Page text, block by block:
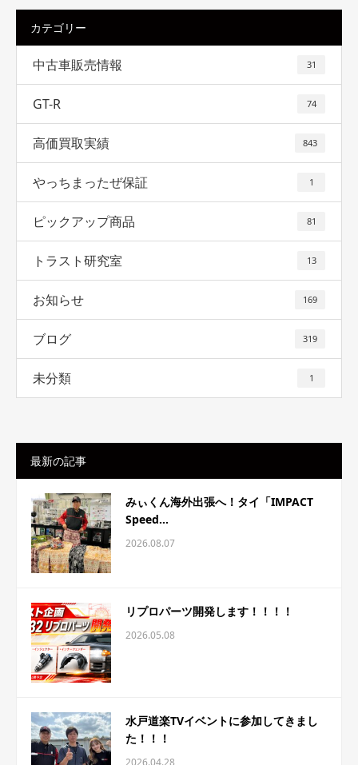
カテゴリー
中古車販売情報 31
GT-R 74
高価買取実績 843
やっちまったぜ保証 1
ピックアップ商品 81
トラスト研究室 13
お知らせ 169
ブログ 319
未分類 1
最新の記事
みぃくん海外出張へ！タイ「IMPACT
Speed...
2026.08.07
リプロパーツ開発します！！！！
2026.05.08
水戸道楽TVイベントに参加してきまし
た！！！
2026.04.28